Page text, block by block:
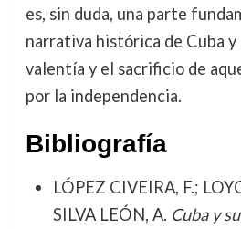
es, sin duda, una parte
narrativa histórica de Cuba
valentía y el sacrificio de
por la independencia.
Bibliografía
LÓPEZ CIVEIRA, F.;
SILVA LEÓN, A. Cuba y